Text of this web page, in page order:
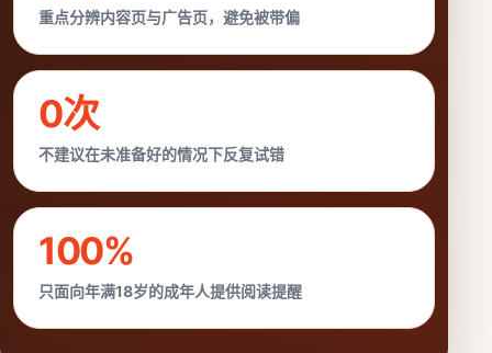
重点分辨内容页与广告页，避免被带偏
0次
不建议在未准备好的情况下反复试错
100%
只面向年满18岁的成年人提供阅读提醒